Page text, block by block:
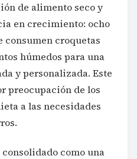
de alimento seco y
en crecimiento: ocho
consumen croquetas
húmedos para una
y personalizada. Este
preocupación de los
a las necesidades
consolidado como una